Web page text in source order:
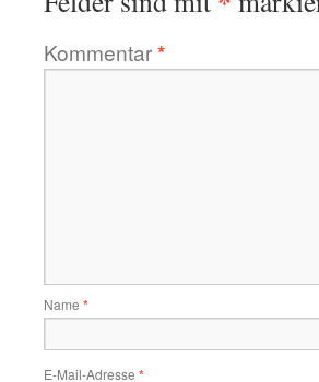
Kommentar*
Name *
E-Mail-Adresse *